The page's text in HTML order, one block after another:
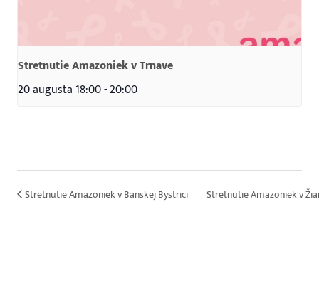
Stretnutie Amazoniek v Trnave
20 augusta 18:00-20:00
Stretnutie Amazoniek v Banskej Bystrici Stretnutie Amazoniek v